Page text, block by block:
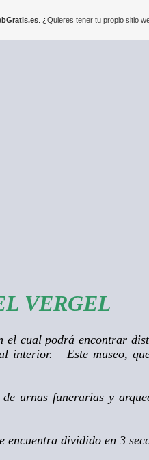
VERGEL
cual podrá encontrar
interior. Este museo,
urnas funerarias y
encuentra dividido en 3
. ¿Quieres tener tu propio sitio